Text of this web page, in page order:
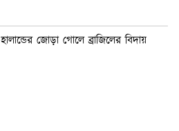
হালান্ডের জোড়া গোলে ব্রাজিলের বিদায়